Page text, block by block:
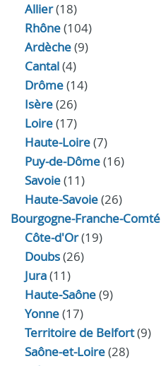
Allier(18)
Rhône(104)
Ardèche(9)
Cantal(4)
Drôme(14)
Isère(26)
Loire(17)
Haute-Loire(7)
Puy-de-Dôme(16)
Savoie(11)
Haute-Savoie(26)
Bourgogne-Franche-Comté
Côte-d'Or(19)
Doubs(26)
Jura(11)
Haute‑Saône(9)
Yonne(17)
Territoire de Belfort(9)
Saône-et-Loire(28)